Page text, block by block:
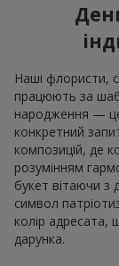
Наші флористи,
працюють за
народження —
конкретний
композицій, де
розумінням
букет вітаючи з
символ
колір адресата,
дарунка.